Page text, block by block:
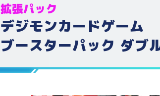
拡張パック
デジモンカードゲーム
ブースターパック ダブ